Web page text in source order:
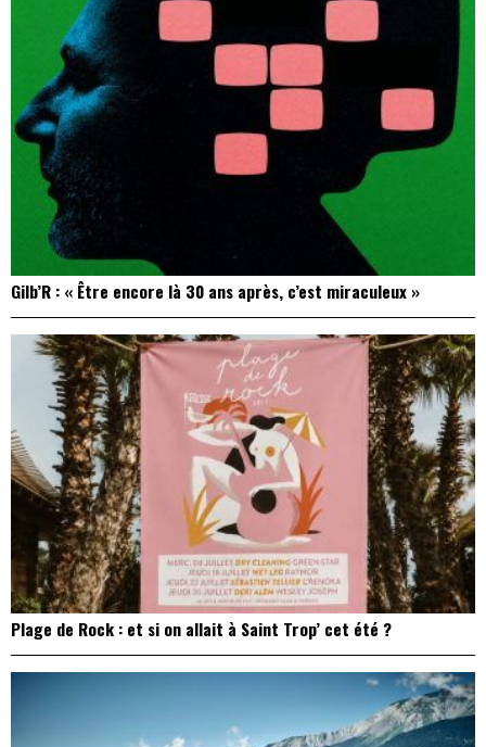
Gilb’R : « Être encore là 30 ans après, c’est miraculeux »
Plage de Rock : et si on allait à Saint Trop’ cet été ?